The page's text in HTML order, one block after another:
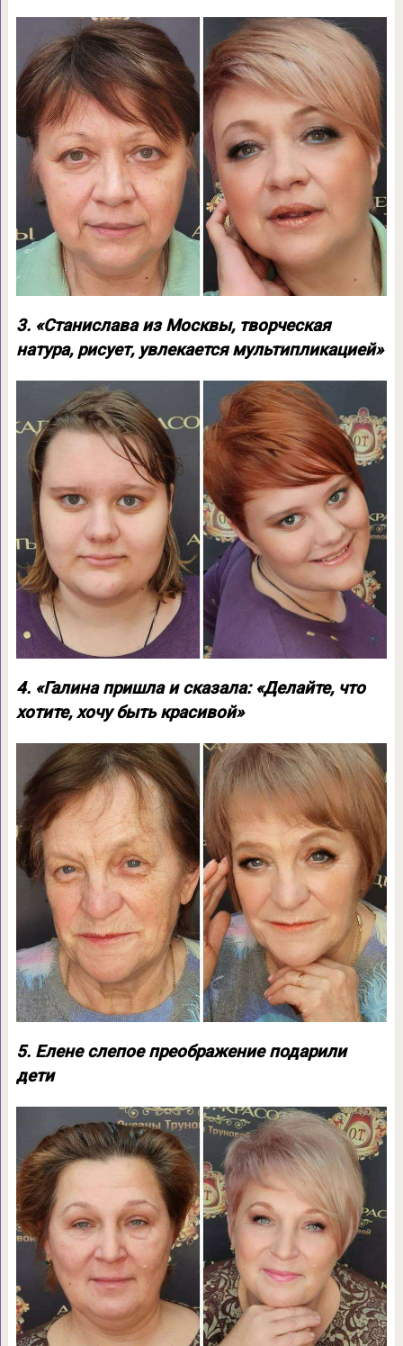
3. «Станислава из Москвы, творческая
натура, рисует, увлекается мультипликацией»
4. «Галина пришла и сказала: «Делайте, что
хотите, хочу быть красивой»
5. Елене слепое преображение подарили
дети